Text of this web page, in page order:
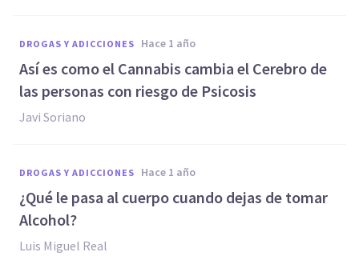
DROGAS Y ADICCIONES hace 1 año
Así es como el Cannabis cambia el Cerebro de
las personas con riesgo de Psicosis
Javi Soriano
DROGAS Y ADICCIONES hace 1 año
¿Qué le pasa al cuerpo cuando dejas de tomar
Alcohol?
Luis Miguel Real